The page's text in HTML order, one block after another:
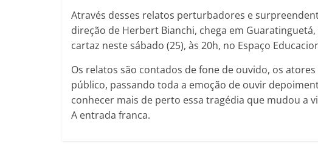
Através desses relatos perturbadores e
direção de Herbert Bianchi, chega em
cartaz neste sábado (25), às 20h, no Espaço
Os relatos são contados de fone de ouvido, os
público, passando toda a emoção de ouvir
conhecer mais de perto essa tragédia que mudou a
A entrada franca.